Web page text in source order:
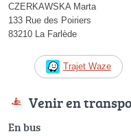
CZERKAWSKA Marta
133 Rue des Poiriers
83210 La Farlède
Trajet Waze
Venir en
En bus